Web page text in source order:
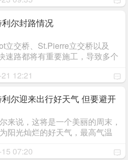
尔封路情况
立交桥、St.Pierre立交桥以及
速路都将有重要施工，导致多个
早上5点，20号高速和15号高速
12:21
尔迎来出行好天气 但要避开
来说，这将是一个美丽的周末，
阳光灿烂的好天气，最高气温
如果你计划要开车，一定要避开
07:20